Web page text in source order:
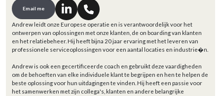
Email me
Andrew leidt onze Europese operatie en is verantwoordelijk voor het
ontwerpen van oplossingen met onze klanten, de on boarding van klanten
en het relatiebeheer. Hij heeft bijna 20 jaar ervaring met het leveren van
professionele serviceoplossingen voor een aantal locaties en industrie�n.
Andrew is ook een gecertificeerde coach en gebruikt deze vaardigheden
om de behoeften van elke individuele klant te begrijpen en hen te helpen de
beste oplossing voor hun uitdagingen te vinden. Hij heeft een passie voor
het samenwerken met zijn collega's, klanten en andere belangrijke